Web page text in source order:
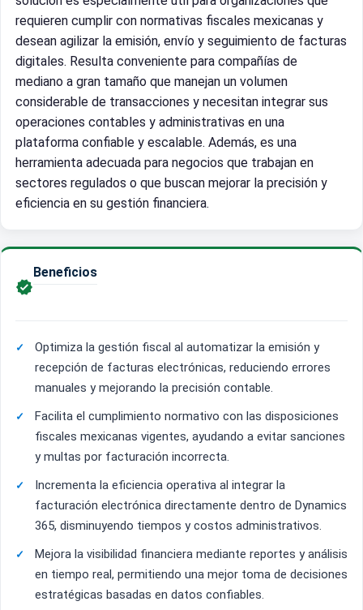
requieren cumplir con normativas fiscales mexicanas y
desean agilizar la emisión, envío y seguimiento de facturas
digitales. Resulta conveniente para compañías de
mediano a gran tamaño que manejan un volumen
considerable de transacciones y necesitan integrar sus
operaciones contables y administrativas en una
plataforma confiable y escalable. Además, es una
herramienta adecuada para negocios que trabajan en
sectores regulados o que buscan mejorar la precisión y
eficiencia en su gestión financiera.

Beneficios
Optimiza la gestión fiscal al automatizar la emisión y
recepción de facturas electrónicas, reduciendo errores
manuales y mejorando la precisión contable.
Facilita el cumplimiento normativo con las disposiciones
fiscales mexicanas vigentes, ayudando a evitar sanciones
y multas por facturación incorrecta.
Incrementa la eficiencia operativa al integrar la
facturación electrónica directamente dentro de Dynamics
365, disminuyendo tiempos y costos administrativos.
Mejora la visibilidad financiera mediante reportes y análisis
en tiempo real, permitiendo una mejor toma de decisiones
estratégicas basadas en datos confiables.